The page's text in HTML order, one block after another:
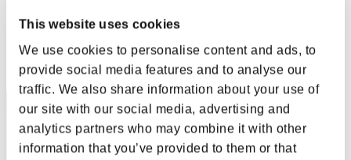
This website uses cookies
We use cookies to personalise content and ads, to
provide social media features and to analyse our
traffic. We also share information about your use of
our site with our social media, advertising and
analytics partners who may combine it with other
information that you’ve provided to them or that
Punteggio:Lv:1/03'31"48
Posizione
1